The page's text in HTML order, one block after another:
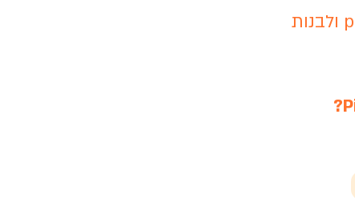
אנחנו מזמינים אותך להצטרף למשפחת piece of cake ולבנות